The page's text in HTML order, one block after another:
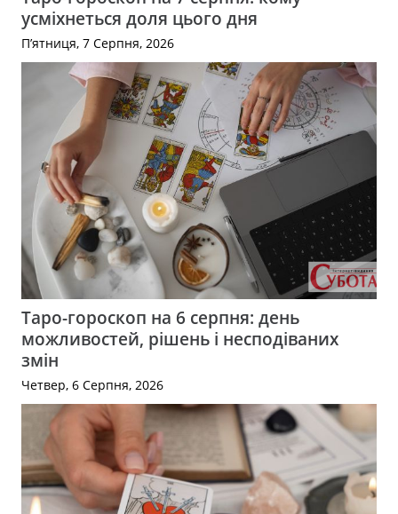
усміхнеться доля цього дня
П’ятниця, 7 Серпня, 2026
Таро-гороскоп на 6 серпня: день
можливостей, рішень і несподіваних
змін
Четвер, 6 Серпня, 2026